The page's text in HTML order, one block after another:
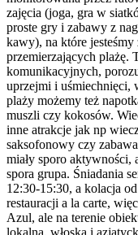
zajęcia (joga, gra w
proste gry i zabawy z
kawy), na które
przemierzających plażę.
komunikacyjnych,
uprzejmi i uśmiechnięci,
plaży możemy też
muszli czy kokosów.
inne atrakcje jak np
saksofonowy czy
miały sporo aktywności,
spora grupa. Śniadania
12:30-15:30, a kolacja
restauracji a la carte,
Azul, ale na terenie
lokalną, włoską i